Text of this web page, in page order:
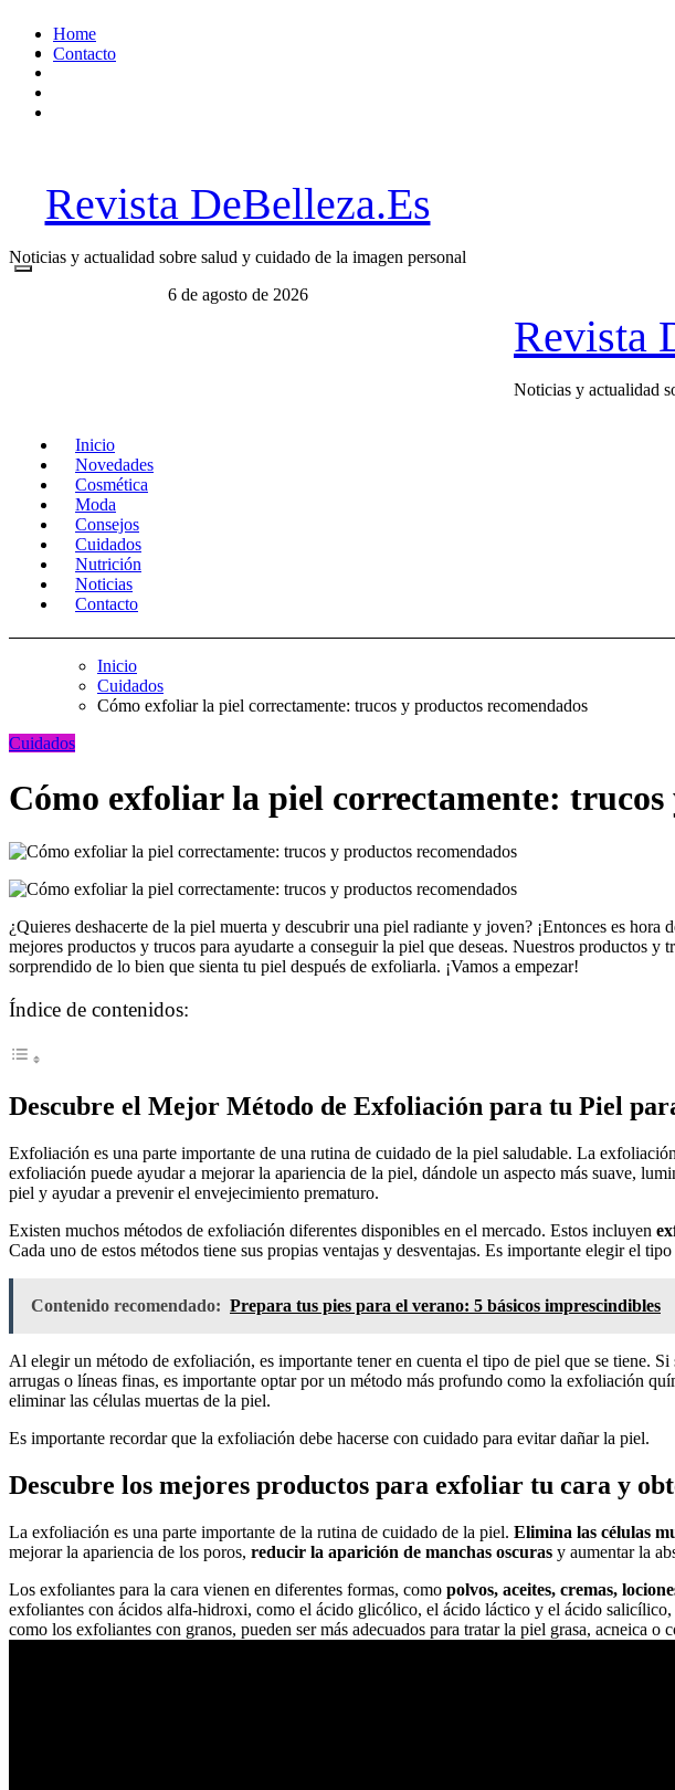
contenido
Home
Contacto
Revista DeBelleza.Es
Noticias y actualidad sobre salud y cuidado de la imagen personal
6 de agosto de 2026
Revista
Noticias y actualidad
Inicio
Novedades
Cosmética
Moda
Consejos
Cuidados
Nutrición
Noticias
Contacto
Inicio
Cuidados
Cómo exfoliar la piel correctamente: trucos y productos recomendados
Cuidados
Cómo exfoliar la piel correctamente: trucos
¿Quieres deshacerte de la piel muerta y descubrir una piel radiante y joven? ¡Entonces es
mejores productos y trucos para ayudarte a conseguir la piel que deseas. Nuestros productos
sorprendido de lo bien que sienta tu piel después de exfoliarla. ¡Vamos a empezar!
Índice de contenidos:
Descubre el Mejor Método de Exfoliación para tu Piel
Exfoliación es una parte importante de una rutina de cuidado de la piel saludable. La
exfoliación puede ayudar a mejorar la apariencia de la piel, dándole un aspecto más suave,
piel y ayudar a prevenir el envejecimiento prematuro.
Existen muchos métodos de exfoliación diferentes disponibles en el mercado. Estos incluyen
Cada uno de estos métodos tiene sus propias ventajas y desventajas. Es importante elegir el
Contenido recomendado: Prepara tus pies para el verano: 5 básicos imprescindibles
Al elegir un método de exfoliación, es importante tener en cuenta el tipo de piel que se tiene.
arrugas o líneas finas, es importante optar por un método más profundo como la exfoliación
eliminar las células muertas de la piel.
Es importante recordar que la exfoliación debe hacerse con cuidado para evitar dañar la piel.
Descubre los mejores productos para exfoliar tu cara y
La exfoliación es una parte importante de la rutina de cuidado de la piel. Elimina las células
mejorar la apariencia de los poros, reducir la aparición de manchas oscuras y aumentar la
Los exfoliantes para la cara vienen en diferentes formas, como polvos, aceites, cremas,
exfoliantes con ácidos alfa-hidroxi, como el ácido glicólico, el ácido láctico y el ácido
como los exfoliantes con granos, pueden ser más adecuados para tratar la piel grasa, acneica o